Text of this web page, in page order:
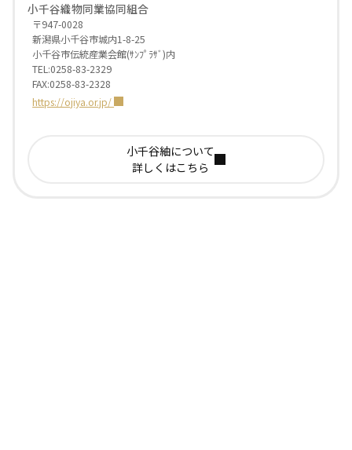
小千谷織物同業協同組合
〒947-0028
新潟県小千谷市城内1-8-25
小千谷市伝統産業会館(ｻﾝﾌﾟﾗｻﾞ)内
TEL:0258-83-2329
FAX:0258-83-2328
https://ojiya.or.jp/
小千谷紬について
詳しくはこちら